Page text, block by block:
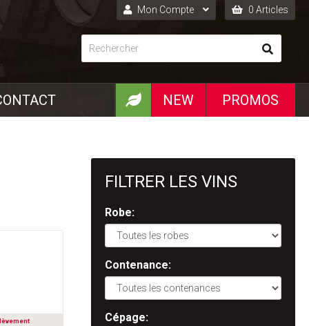
Mon Compte
Connexion
Inscription
0 Articles
PROMOS
NEW
FILTRER LES VINS
Robe:
Contenance:
Cépage: